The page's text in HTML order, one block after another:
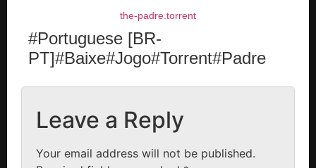
the-padre.torrent
#Portuguese [BR-
PT]#Baixe#Jogo#Torrent#Padre
Leave a Reply
Your email address will not be published.